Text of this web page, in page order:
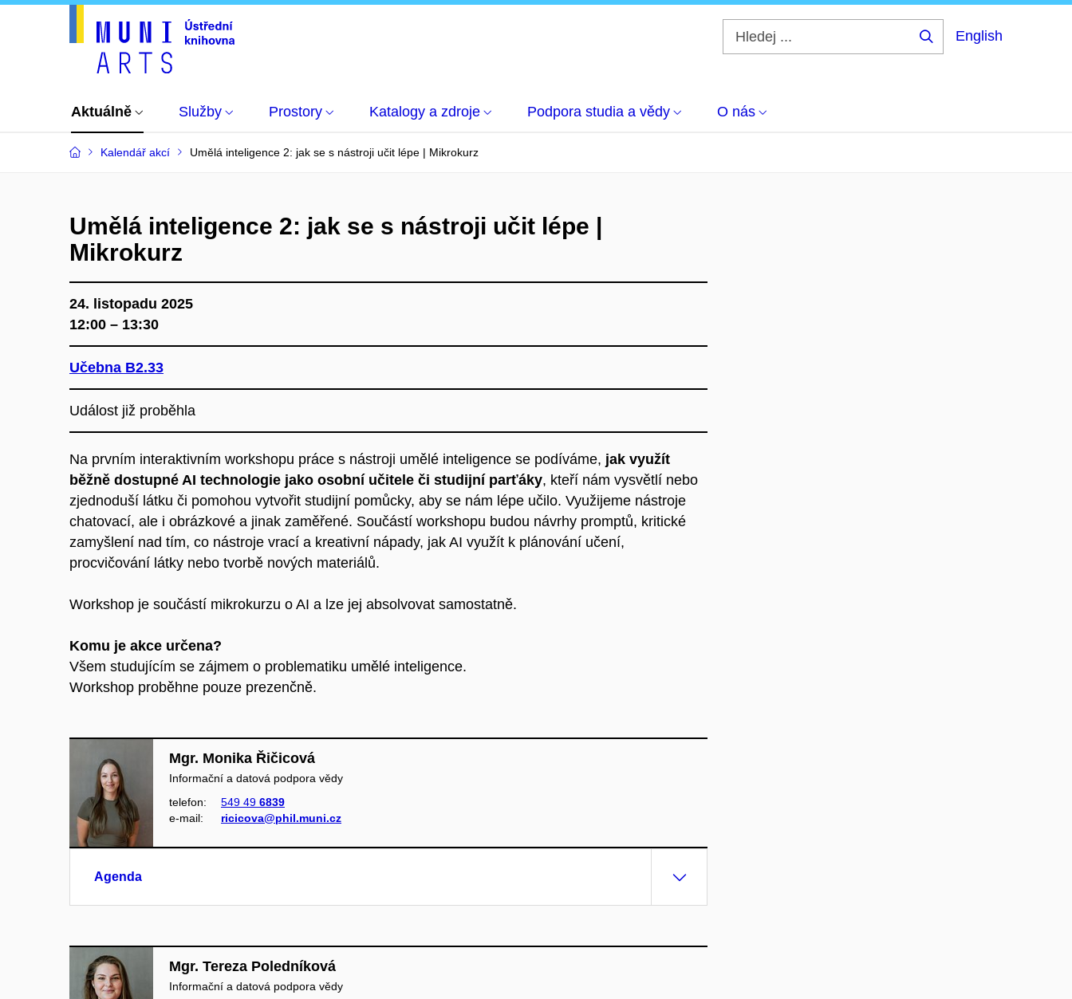
English
Aktuálně Služby Prostory Katalogy a zdroje Podpora studia a vědy O nás
Kalendář akcí Umělá inteligence 2: jak se s nástroji učit lépe | Mikrokurz
Umělá inteligence 2: jak se s nástroji učit lépe |
Mikrokurz
24. listopadu 2025
12:00 – 13:30
Učebna B2.33
Událost již proběhla
Na prvním interaktivním workshopu práce s nástroji umělé inteligence se podíváme, jak využít
běžně dostupné AI technologie jako osobní učitele či studijní parťáky, kteří nám vysvětlí nebo
zjednoduší látku či pomohou vytvořit studijní pomůcky, aby se nám lépe učilo. Využijeme nástroje
chatovací, ale i obrázkové a jinak zaměřené. Součástí workshopu budou návrhy promptů, kritické
zamyšlení nad tím, co nástroje vrací a kreativní nápady, jak AI využít k plánování učení,
procvičování látky nebo tvorbě nových materiálů.
Workshop je součástí mikrokurzu o AI a lze jej absolvovat samostatně.
Komu je akce určena?
Všem studujícím se zájmem o problematiku umělé inteligence.
Workshop proběhne pouze prezenčně.
Mgr. Monika Řičicová
Informační a datová podpora vědy
telefon:
549 49 6839
e‑mail:
ricicova@phil.muni.cz
Agenda
Mgr. Tereza Poledníková
Informační a datová podpora vědy